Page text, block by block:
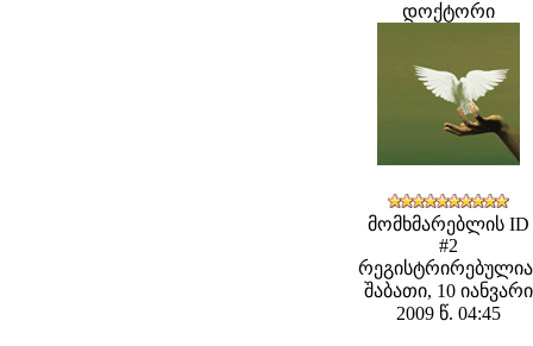
დოქტორი
მომხმარებლის ID
#2
შაბათი, 10 იანვარი
2009 წ. 04:45